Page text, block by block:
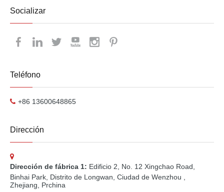
Socializar
Teléfono
+86 13600648865
Dirección
Dirección de fábrica 1: Edificio 2, No. 12 Xingchao Road,
Binhai Park, Distrito de Longwan, Ciudad de Wenzhou
Zhejiang, Prchina